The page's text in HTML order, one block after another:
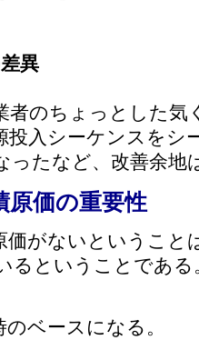
異
のちょっとした気
投入シーケンスをシ
ったなど、改善余地
原価の重要性
がないということ
るということであ
のベースになる。